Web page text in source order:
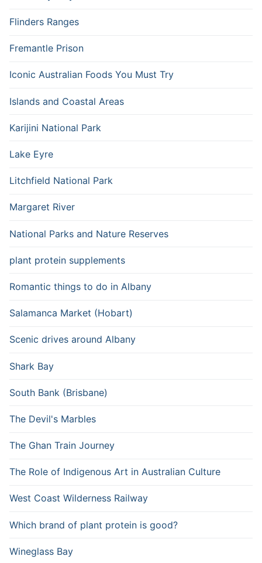
Flinders Ranges
Fremantle Prison
Iconic Australian Foods You Must Try
Islands and Coastal Areas
Karijini National Park
Lake Eyre
Litchfield National Park
Margaret River
National Parks and Nature Reserves
plant protein supplements
Romantic things to do in Albany
Salamanca Market (Hobart)
Scenic drives around Albany
Shark Bay
South Bank (Brisbane)
The Devil's Marbles
The Ghan Train Journey
The Role of Indigenous Art in Australian Culture
West Coast Wilderness Railway
Which brand of plant protein is good?
Wineglass Bay